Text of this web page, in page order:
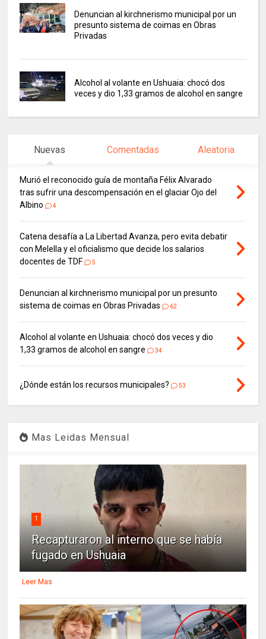
Denuncian al kirchnerismo municipal por un
presunto sistema de coimas en Obras
Privadas
Alcohol al volante en Ushuaia: chocó dos
veces y dio 1,33 gramos de alcohol en sangre
Nuevas Comentadas Aleatoria
Murió el reconocido guía de montaña Félix Alvarado
tras sufrir una descompensación en el glaciar Ojo del
Albino
4
Catena desafía a La Libertad Avanza, pero evita debatir
con Melella y el oficialismo que decide los salarios
docentes de TDF
5
Denuncian al kirchnerismo municipal por un presunto
sistema de coimas en Obras Privadas
62
Alcohol al volante en Ushuaia: chocó dos veces y dio
1,33 gramos de alcohol en sangre
34
¿Dónde están los recursos municipales? 53
Mas Leidas Mensual
1
Recapturaron al interno que se había
fugado en Ushuaia
Leer Mas